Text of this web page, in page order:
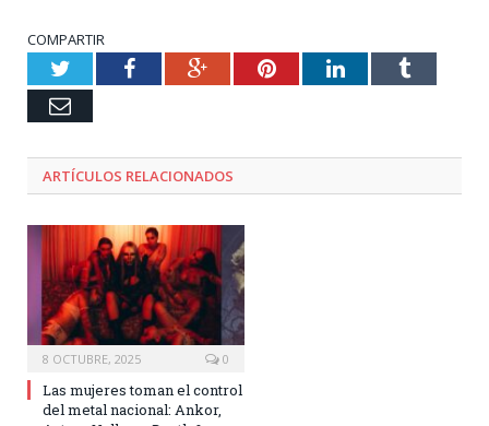
COMPARTIR
TwitterFacebookGoogle+PinterestLinkedInTumblr
Email
ARTÍCULOS RELACIONADOS
8 OCTUBRE, 2025 0
Las mujeres toman el control
del metal nacional: Ankor,